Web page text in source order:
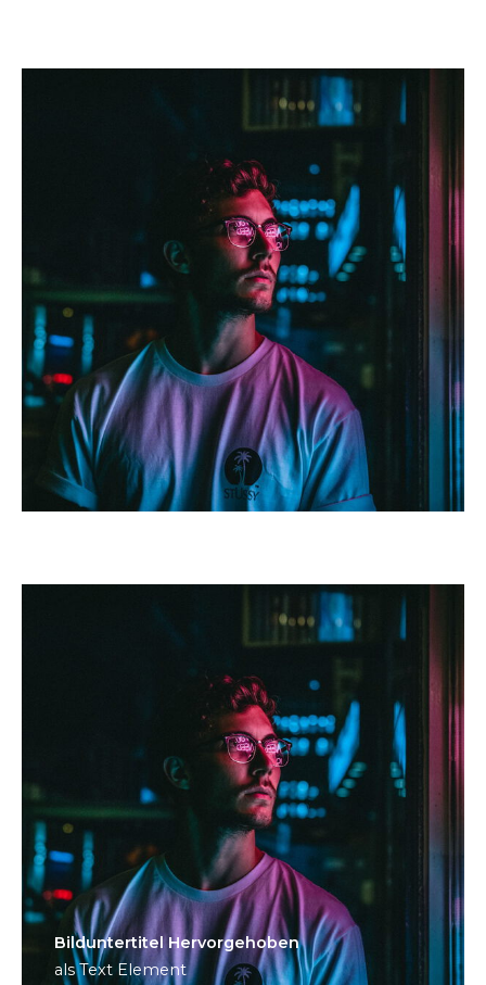
Bild­unter­titel Hervorgehoben
als Text Element